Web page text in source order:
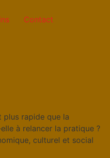
Contact
plus rapide que la
à relancer la pratique ?
culturel et social